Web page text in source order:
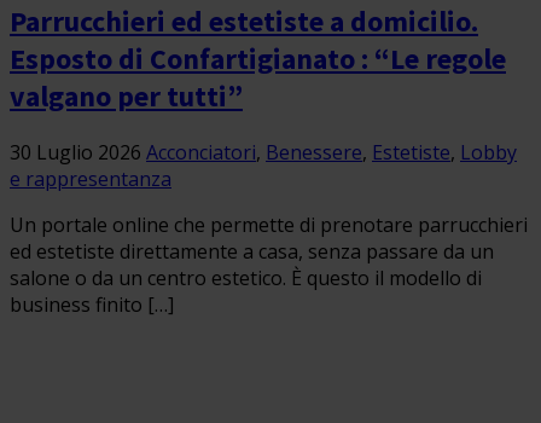
Parrucchieri ed estetiste a domicilio.
Esposto di Confartigianato : “Le regole
valgano per tutti”
30 Luglio 2026 Acconciatori, Benessere, Estetiste, Lobby
e rappresentanza
Un portale online che permette di prenotare parrucchieri
ed estetiste direttamente a casa, senza passare da un
salone o da un centro estetico. È questo il modello di
business finito […]